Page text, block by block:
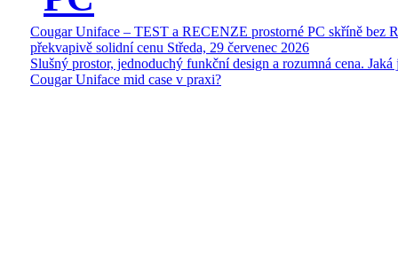
Cougar Uniface – TEST a RECENZE prostorné PC skříně bez
překvapivě solidní cenu Středa, 29 červenec 2026
Slušný prostor, jednoduchý funkční design a rozumná cena. Jaká
Cougar Uniface mid case v praxi?